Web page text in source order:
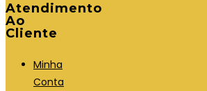
Atendimento
Ao
Cliente
Minha
Conta